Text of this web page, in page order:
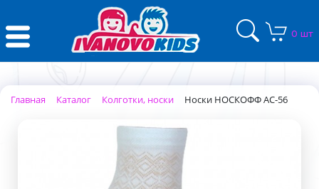
0 шт
Главная Каталог Колготки, носки Носки НОСКОФФ АС-56